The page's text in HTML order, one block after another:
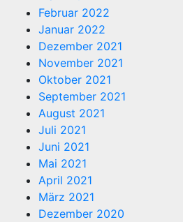
Februar 2022
Januar 2022
Dezember 2021
November 2021
Oktober 2021
September 2021
August 2021
Juli 2021
Juni 2021
Mai 2021
April 2021
März 2021
Dezember 2020